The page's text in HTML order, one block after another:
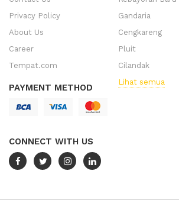
Privacy Policy
About Us
Career
Tempat.com
PAYMENT METHOD
CONNECT WITH US
Gandaria
Cengkareng
Pluit
Cilandak
Lihat semua